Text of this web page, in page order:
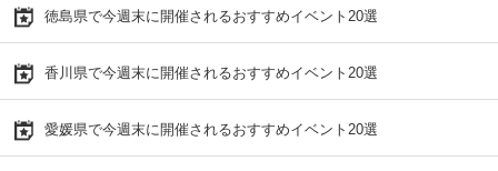
徳島県で今週末に開催されるおすすめイベント20選
香川県で今週末に開催されるおすすめイベント20選
愛媛県で今週末に開催されるおすすめイベント20選